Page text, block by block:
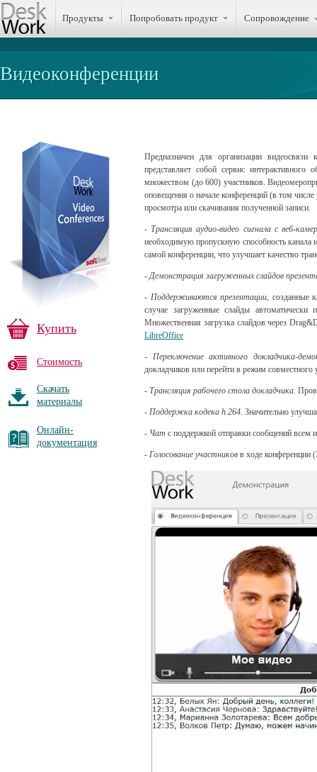
Продукты Попробовать продукт Сопровождение
Видеоконференции
Купить
Стоимость
Скачать
материалы
Онлайн-
документация
Предназначен для организации
представляет собой сервис
множеством (до 600) участников.
оповещения о начале конференций (в том
просмотра или скачивания полученной записи.
-Трансляция аудио-видео сигнала с веб-
необходимую пропускную способность канала
самой конференции, что улучшает качество
-Демонстрация загруженных слайдов
- Поддерживаются презентации, созданные
случае загруженные слайды
Множественная загрузка слайдов через
LibreOffice
- Переключение активного докладчика-
докладчиков или перейти в режим совместного
- Трансляция рабочего стола докладчика.
- Поддержка кодека h.264. Значительно
- Чат с поддержкой отправки сообщений всем
- Голосование участников в ходе конференции